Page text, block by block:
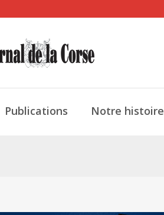
Publications Notre histoire